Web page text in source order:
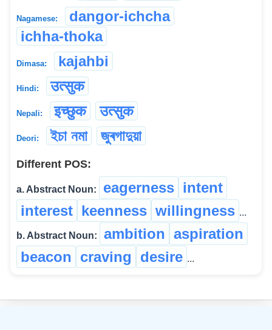
Nagamese:
dangor-ichcha
ichha-thoka
Dimasa: kajahbi
Hindi: उत्सुक
Nepali: इच्छुक उत्सुक
Deori: ইচা নমা জুৰগাদুয়া
Different POS:
a. Abstract Noun: eagerness intent
interest keenness willingness ...
b. Abstract Noun: ambition aspiration
beacon craving desire ...